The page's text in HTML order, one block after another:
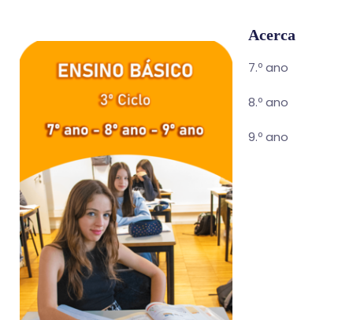
Acerca
7.º ano
8.º ano
9.º ano